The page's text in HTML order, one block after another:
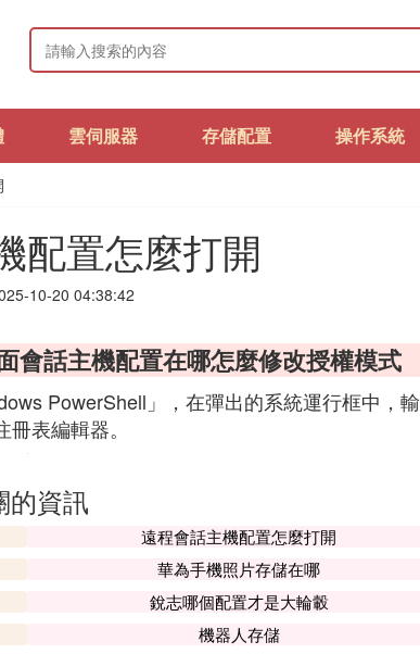
雲伺服器 存儲配置 操作系統
配置怎麼打開
10-20 04:38:42
話主機配置在哪怎麼修改授權模式
PowerShell」，在彈出的系統運行框中，輸
表編輯器。
的資訊
遠程會話主機配置怎麼打開
華為手機照片存儲在哪
銳志哪個配置才是大輪轂
機器人存儲